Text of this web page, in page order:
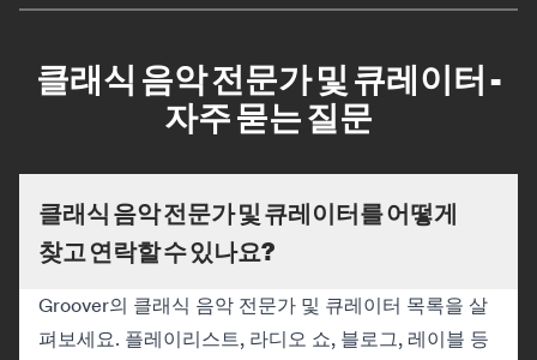
클래식 음악 전문가 및 큐레이터 -
자주 묻는 질문
클래식 음악 전문가 및 큐레이터를 어떻게
찾고 연락할 수 있나요?
Groover의 클래식 음악 전문가 및 큐레이터 목록을 살
펴보세요. 플레이리스트, 라디오 쇼, 블로그, 레이블 등